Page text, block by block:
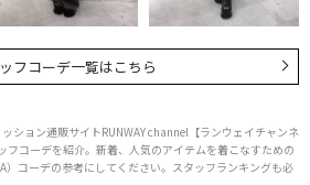
フコーデ一覧はこちら
ション通販サイトRUNWAY channel【ランウェイチャンネ
フコーデを紹介。新着、人気のアイテムを着こなすための
）コーデの参考にしてください。スタッフランキングも必